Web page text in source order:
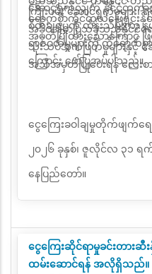
ကြိုးပမ်းဆောင်ရွက်မှုများ
အခိုင်အမာပြသခဲ့သည့်နိုင်ငံ
သုံးသပ်အကဲဖြတ်မှုများနှင့် ဆွ
အသိအမှတ်ပြုပေးရန်လေးစာ
ရောက်စွာကိုင်တွယ်ဖြေရှင်း
အမှတ်ပြုထားသောကြောင့် ဖ
ဆောင်ရွက်လျက် နိုင်ငံတကာ
စိတ်ချရမှုကိုထိန်းသိမ်းကာ န
ရာဇဝတ်မှုများကို ထိရောက်
ကြောင်း ဖော်ပြအပ်ပါသည်။
ငွေကြေးခဝါချမှုတိုက်ဖျက်
၂၀၂၆ ခုနှစ်၊ ဇူလိုင်လ ၃၁ ရ
နေပြည်တော်။
ငွေကြေးဆိုင်ရာမှုခင်းတားဆီ
ထမ်းဆောင်ရန် အလိုရှိသည်။